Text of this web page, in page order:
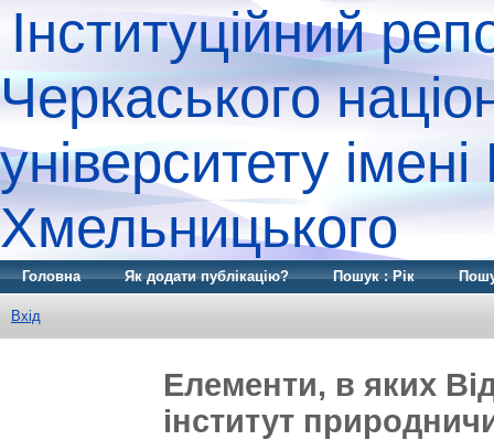
Інституційний
Черкаського
університету
Хмельницького
Головна Як додати публікацію? Пошук : Рік
Вхід
Елементи, в яких
інститут